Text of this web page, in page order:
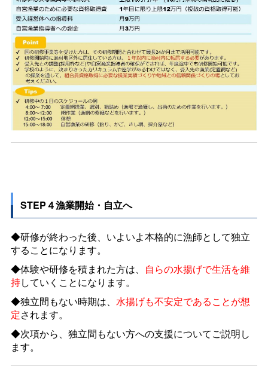
STEP４漁業開始・自立へ
◆研修が終わった後、いよいよ本格的に漁師として独立
することになります。
◆体験や研修を積まれた方は、 自らの水揚げで生活を維
持していくことになります。
◆独立間もない時期は、 水揚げも不安定であることが想
定されます。
◆次項から、独立間もない方への支援についてご説明し
ます。